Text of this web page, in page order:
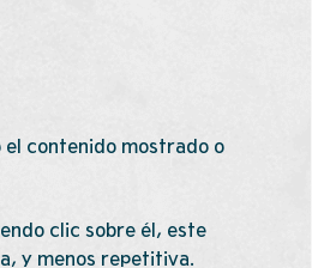
el contenido mostrado o
clic sobre él, este
y menos repetitiva.